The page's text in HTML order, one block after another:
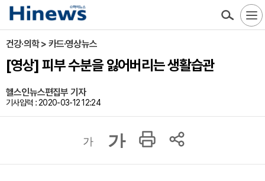
건강·의학 > 카드·영상뉴스
[영상] 피부 수분을 잃어버리는 생활습관
헬스인뉴스편집부 기자
기사입력 : 2020-03-12 12:24
가 가